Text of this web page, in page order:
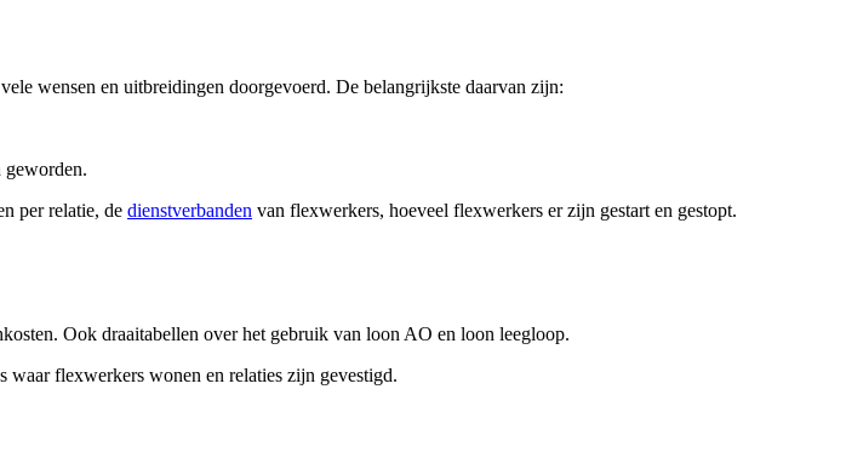
wensen en uitbreidingen doorgevoerd. De belangrijkste daarvan zijn:
geworden.
per relatie, de dienstverbanden van flexwerkers, hoeveel flexwerkers er zijn gestart en gestopt.
Ook draaitabellen over het gebruik van loon AO en loon leegloop.
waar flexwerkers wonen en relaties zijn gevestigd.